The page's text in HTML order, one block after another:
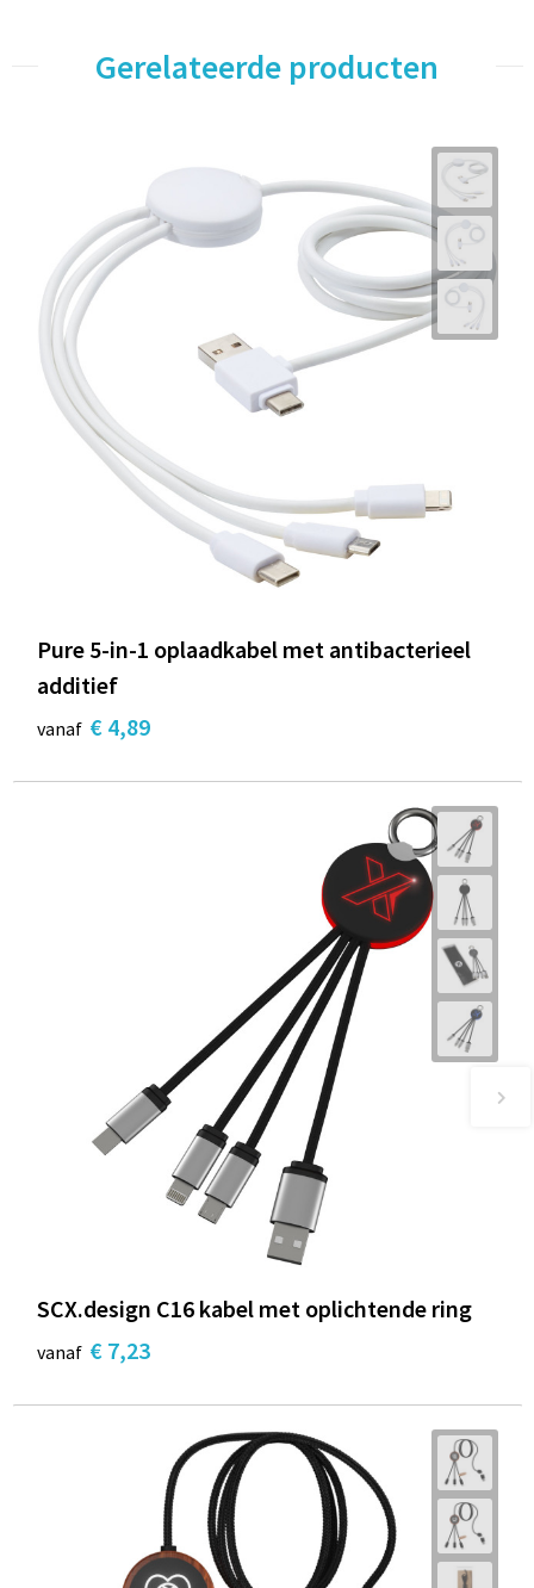
Gerelateerde producten
Pure 5-in-1 oplaadkabel met antibacterieel
additief
vanaf € 4,89
SCX.design C16 kabel met oplichtende ring
vanaf € 7,23